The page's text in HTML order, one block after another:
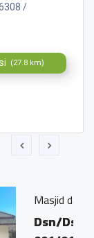
/
(27.8 km)
RT/RW :